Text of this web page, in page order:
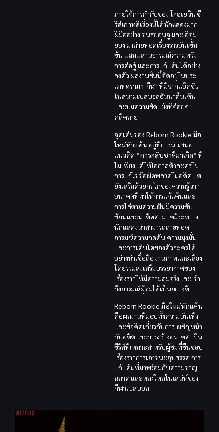
ภายใต้การกำกับของ โกฮเยจิน ซี
รีส์เกาหลีเรื่องนี้ได้นักแสดงมาก
ฝีมืออย่าง ซนฮยอนจู และ อีจูม
ยอง มาถ่ายทอดเรื่องราวอันเข้ม
ข้น ผสมผสานอารมณ์ความหวัง
การต่อสู้ และการแก้แค้นได้อย่าง
ลงตัว ผลงานชิ้นนี้จัดอยู่ในประ
เภทดราม่า-กีฬา ที่มีฉากแอ็คชั่น
ในสนามเบสบอลอันน่าตื่นเต้น
และปมความขัดแย้งที่ค่อยๆ
คลี่คลาย
จุดเด่นของ Reborn Rookie มือ
ใหม่หักแค้นอยู่ที่การนำเสนอ
แนวคิด “การกลับชาติมาเกิด” ที่
ไม่เพียงแต่ให้โอกาสตัวละครใน
การแก้ไขข้อผิดพลาดในอดีต แต่
ยังเสริมด้วยกลไกของความรู้จาก
อนาคตที่ทำให้การแก้แค้นและ
การไล่ตามความฝันมีความซับ
ซ้อนและน่าติดตาม เคมีระหว่าง
นักแสดงนำสามารถถ่ายทอด
อารมณ์ความกดดัน ความมุ่งมั่น
และการเติบโตของตัวละครได้
อย่างน่าเชื่อถือ งานภาพและเสียง
โดยรวมส่งเสริมบรรยากาศของ
เรื่องราวให้มีความสมจริงและเข้า
ถึงอารมณ์ผู้ชมได้เป็นอย่างดี
Reborn Rookie มือใหม่หักแค้น
คือผลงานที่มอบทั้งความบันเทิง
และข้อคิดเกี่ยวกับการเผชิญหน้า
กับอดีตและการสร้างอนาคต เป็น
ซีรีส์ที่เหมาะสำหรับผู้ชมที่ชื่นชอบ
เรื่องราวการเอาชนะอุปสรรค การ
แก้แค้นที่มาพร้อมกับความชาญ
ฉลาด และหลงใหลในเสน่ห์ของ
กีฬาเบสบอล